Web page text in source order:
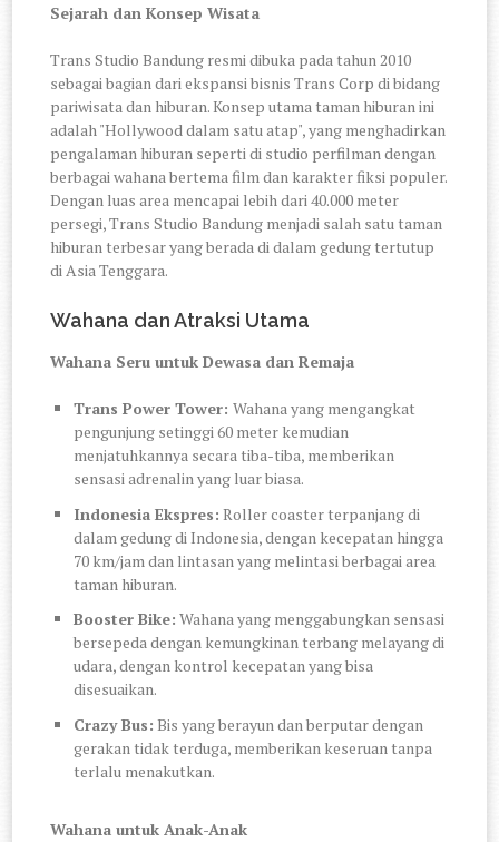
Sejarah dan Konsep Wisata
Trans Studio Bandung resmi dibuka pada tahun 2010
sebagai bagian dari ekspansi bisnis Trans Corp di bidang
pariwisata dan hiburan. Konsep utama taman hiburan ini
adalah "Hollywood dalam satu atap", yang menghadirkan
pengalaman hiburan seperti di studio perfilman dengan
berbagai wahana bertema film dan karakter fiksi populer.
Dengan luas area mencapai lebih dari 40.000 meter
persegi, Trans Studio Bandung menjadi salah satu taman
hiburan terbesar yang berada di dalam gedung tertutup
di Asia Tenggara.
Wahana dan Atraksi Utama
Wahana Seru untuk Dewasa dan Remaja
Trans Power Tower:Wahana yang mengangkat
pengunjung setinggi 60 meter kemudian
menjatuhkannya secara tiba-tiba, memberikan
sensasi adrenalin yang luar biasa.
Indonesia Ekspres: Roller coaster terpanjang di
dalam gedung di Indonesia, dengan kecepatan hingga
70 km/jam dan lintasan yang melintasi berbagai area
taman hiburan.
Booster Bike: Wahana yang menggabungkan sensasi
bersepeda dengan kemungkinan terbang melayang di
udara, dengan kontrol kecepatan yang bisa
disesuaikan.
Crazy Bus: Bis yang berayun dan berputar dengan
gerakan tidak terduga, memberikan keseruan tanpa
terlalu menakutkan.
Wahana untuk Anak-Anak